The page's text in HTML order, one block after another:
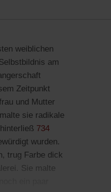
weiblichen
am
Zeitpunkt
und Mutter
sie radikale
734
wurden.
trug Farbe dick
Sie malte
ein paar